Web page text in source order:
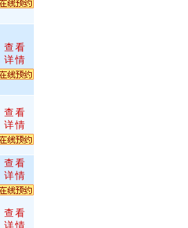
查看
详情
查看
详情
查看
详情
查看
详情